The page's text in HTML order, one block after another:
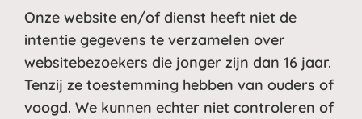
Onze website en/of dienst heeft niet de
intentie gegevens te verzamelen over
websitebezoekers die jonger zijn dan 16 jaar.
Tenzij ze toestemming hebben van ouders of
voogd. We kunnen echter niet controleren of